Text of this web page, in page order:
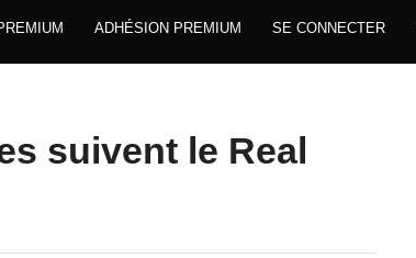
ADHÉSION PREMIUM SE CONNECTER
suivent le Real